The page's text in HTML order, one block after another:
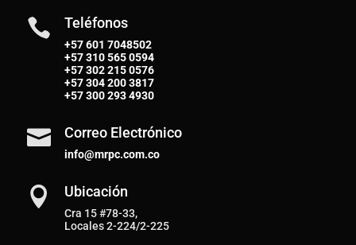
 Teléfonos
+57 601 7048502
+57310 565 0594
+57302 215 0576
+57304 200 3817
+57300 293 4930
 Correo Electrónico
info@mrpc.com.co
 Ubicación
Cra 15 #78-33,
Locales 2-224/2-225